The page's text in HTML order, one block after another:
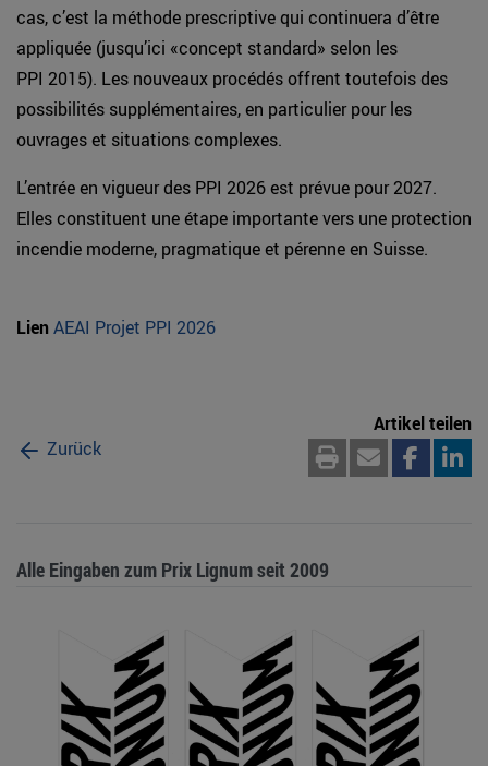
cas, c’est la méthode prescriptive qui continuera d’être
appliquée (jusqu’ici «concept standard» selon les
PPI 2015). Les nouveaux procédés offrent toutefois des
possibilités supplémentaires, en particulier pour les
ouvrages et situations complexes.
L’entrée en vigueur des PPI 2026 est prévue pour 2027.
Elles constituent une étape importante vers une protection
incendie moderne, pragmatique et pérenne en Suisse.
LienAEAI Projet PPI 2026
Zurück
Artikel teilen
Alle Eingaben zum Prix Lignum seit 2009